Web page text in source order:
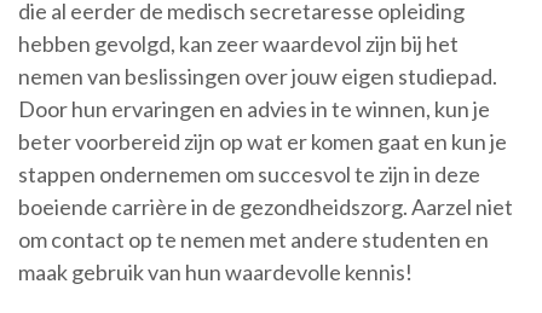
die al eerder de medisch secretaresse opleiding
hebben gevolgd, kan zeer waardevol zijn bij het
nemen van beslissingen over jouw eigen studiepad.
Door hun ervaringen en advies in te winnen, kun je
beter voorbereid zijn op wat er komen gaat en kun je
stappen ondernemen om succesvol te zijn in deze
boeiende carrière in de gezondheidszorg. Aarzel niet
om contact op te nemen met andere studenten en
maak gebruik van hun waardevolle kennis!